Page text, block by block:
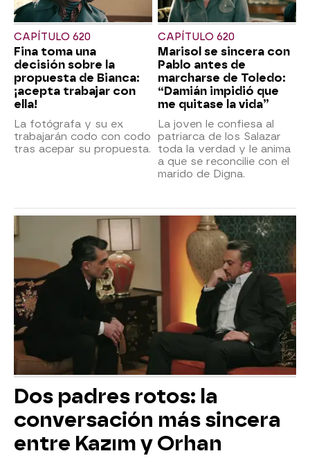
CAPÍTULO 620
Fina toma una
decisión sobre la
propuesta de Bianca:
¡acepta trabajar con
ella!
La fotógrafa y su ex
trabajarán codo con codo
tras acepar su propuesta.
CAPÍTULO 620
Marisol se sincera con
Pablo antes de
marcharse de Toledo:
“Damián impidió que
me quitase la vida”
La joven le confiesa al
patriarca de los Salazar
toda la verdad y le anima
a que se reconcilie con el
marido de Digna.
Dos padres rotos: la
conversación más sincera
entre Kazım y Orhan